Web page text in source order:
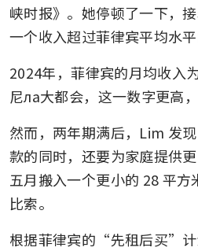
峡时报》。她停顿了一下，
一个收入超过菲律宾平均水
2024年，菲律宾的月均收入
尼ла大都会，这一数字更高
然而，两年期满后，Lim 发
款的同时，还要为家庭提供
五月搬入一个更小的 28 平
比索。
根据菲律宾的“先租后买”